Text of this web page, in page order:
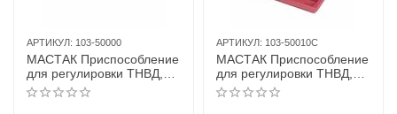
АРТИКУЛ: 103-50000
МАСТАК Приспособление
для регулировки ТНВД,
BOSCH VE / KIKI / NIPPON
DENCO
АРТИКУЛ: 103-50010C
МАСТАК Приспособление
для регулировки ТНВД,
кейс, 10 предметов